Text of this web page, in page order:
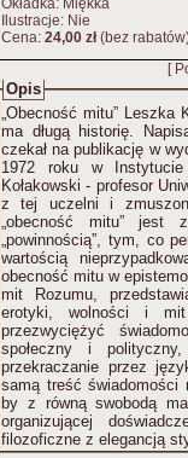
Okładka: Miękka
Ilustracje: Nie
Cena: 24,00 zł(bez
[
Opis
„Obecność mitu” Leszka
ma długą historię.
czekał na publikację w
1972 roku w
Kołakowski - profesor
z tej uczelni i
„obecność mitu” jest
„powinnością”, tym, co
wartością nieprzypadkową. Autor w kolejnych esejach
obecność mitu w
mit Rozumu,
erotyki, wolności i mit
przezwyciężyć
społeczny i polityczny,
przekraczanie przez
samą treść świadomości
by z równą swobodą
organizującej
filozoficzne z elegancją